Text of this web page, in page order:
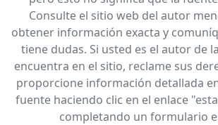
Consulte el sitio web del autor
obtener información exacta y
tiene dudas. Si usted es el autor de
encuentra en el sitio, reclame sus
proporcione información detallada
fuente haciendo clic en el enlace
completando un formulario